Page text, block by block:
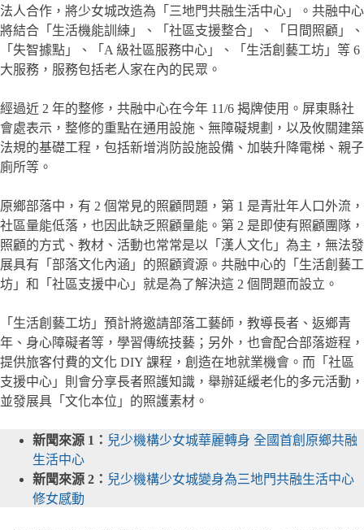
法人合作，將少女城改造為「三地門共融生活中心」。共融中心
將結合「生活機能訓練」、「社區支援整合」、「日間照顧」、
「失智據點」、「A 級社區服務中心」、「生活創藝工坊」等 6
大服務，服務包括老人家在內的民眾。
經過近 2 年的整修，共融中心在今年 11/6 揭牌使用。屏東縣社
會處表示，整修的重點在通用設施、無障礙規劃，以及攸關建築
法規的基礎工程，包括新增消防設施設備、加裝升降電梯、親子
廁所等。
原鄉部落中，有 2 個常見的照顧問題，第 1 是青壯年人口外流，
社區量能低落，也因此缺乏照顧量能。第 2 是即使有照顧團隊，
照顧的方式、教材、活動也常常是以「漢人文化」為主，無法發
展具有「部落文化內涵」的照顧資源。共融中心的「生活創藝工
坊」和「社區支援中心」就是為了解決這 2 個問題而設立。
「生活創藝工坊」預計將邀請部落工藝師，教導長者、返鄉青
年、身心障礙者等，學習傳統技藝；另外，也會配合部落遊程，
提供旅客付費的文化 DIY 課程，創造在地就業機會。而「社區
支援中心」則會分享長者照護知識，舉辦延緩老化的多元活動，
並發展具「文化本位」的照護素材。
新聞來源 1： 兒少機構少女城華麗轉身 全國首創原鄉共融
生活中心
新聞來源 2： 兒少機構少女城變身為三地門共融生活中心
修女感動